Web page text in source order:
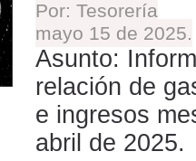
Por: Tesorería
mayo 15 de 2025.
Asunto:
relación de
e ingresos
abril de 2025.